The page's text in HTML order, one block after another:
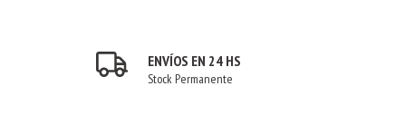
ENVÍOS EN 24 HS
Stock Permanente